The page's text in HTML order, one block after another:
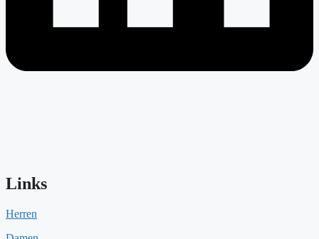
Links
Herren